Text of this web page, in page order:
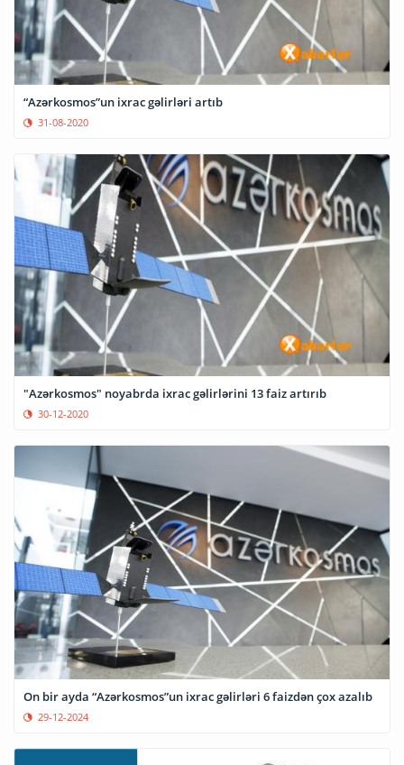
“Azərkosmos”un ixrac gəlirləri artıb
31-08-2020
"Azərkosmos" noyabrda ixrac gəlirlərini 13 faiz artırıb
30-12-2020
On bir ayda “Azərkosmos”un ixrac gəlirləri 6 faizdən çox azalıb
29-12-2024